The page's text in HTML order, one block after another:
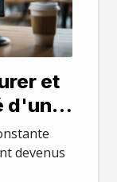
et
d'un
devenus